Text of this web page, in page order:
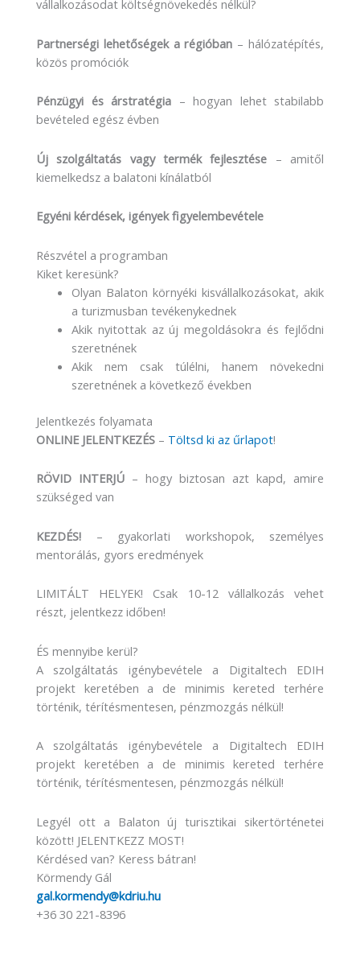
vállalkozásodat költségnövekedés nélkül?
Partnerségi lehetőségek a régióban – hálózatépítés,
közös promóciók
Pénzügyi és árstratégia – hogyan lehet stabilabb
bevételed egész évben
Új szolgáltatás vagy termék fejlesztése – amitől
kiemelkedsz a balatoni kínálatból
Egyéni kérdések, igények figyelembevétele
Részvétel a programban
Kiket keresünk?
Olyan Balaton környéki kisvállalkozásokat, akik
a turizmusban tevékenykednek
Akik nyitottak az új megoldásokra és fejlődni
szeretnének
Akik nem csak túlélni, hanem növekedni
szeretnének a következő években
Jelentkezés folyamata
ONLINE JELENTKEZÉS – Töltsd ki az űrlapot!
RÖVID INTERJÚ – hogy biztosan azt kapd, amire
szükséged van
KEZDÉS! – gyakorlati workshopok, személyes
mentorálás, gyors eredmények
LIMITÁLT HELYEK! Csak 10-12 vállalkozás vehet
részt, jelentkezz időben!
ÉS mennyibe kerül?
A szolgáltatás igénybevétele a Digitaltech EDIH
projekt keretében a de minimis kereted terhére
történik, térítésmentesen, pénzmozgás nélkül!
A szolgáltatás igénybevétele a Digitaltech EDIH
projekt keretében a de minimis kereted terhére
történik, térítésmentesen, pénzmozgás nélkül!
Legyél ott a Balaton új turisztikai sikertörténetei
között! JELENTKEZZ MOST!
Kérdésed van? Keress bátran!
Körmendy Gál
gal.kormendy@kdriu.hu
+36 30 221-8396